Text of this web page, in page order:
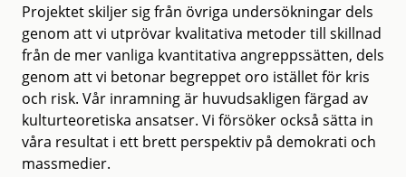
Projektet skiljer sig från övriga undersökningar dels
genom att vi utprövar kvalitativa metoder till skillnad
från de mer vanliga kvantitativa angreppssätten, dels
genom att vi betonar begreppet oro istället för kris
och risk. Vår inramning är huvudsakligen färgad av
kulturteoretiska ansatser. Vi försöker också sätta in
våra resultat i ett brett perspektiv på demokrati och
massmedier.